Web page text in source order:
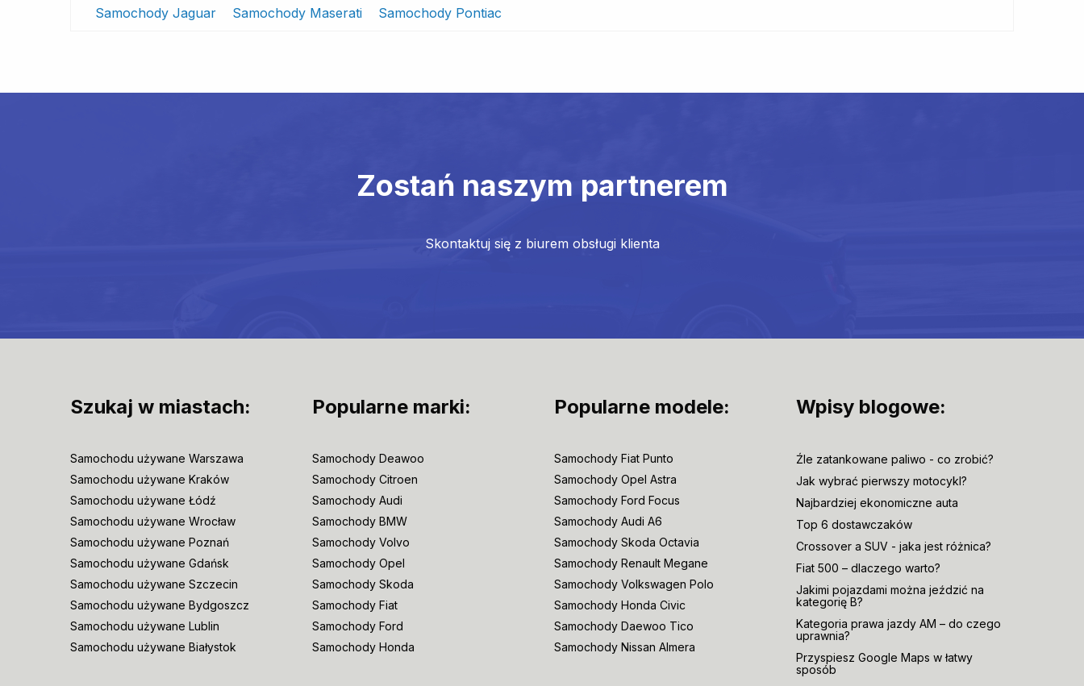
Samochody Jaguar Samochody Maserati Samochody Pontiac
Zostań naszym partnerem
Skontaktuj się z biurem obsługi klienta
Szukaj w miastach:
Samochodu używane Warszawa
Samochodu używane Kraków
Samochodu używane Łódź
Samochodu używane Wrocław
Samochodu używane Poznań
Samochodu używane Gdańsk
Samochodu używane Szczecin
Samochodu używane Bydgoszcz
Samochodu używane Lublin
Samochodu używane Białystok
Popularne marki:
Samochody Deawoo
Samochody Citroen
Samochody Audi
Samochody BMW
Samochody Volvo
Samochody Opel
Samochody Skoda
Samochody Fiat
Samochody Ford
Samochody Honda
Popularne modele:
Samochody Fiat Punto
Samochody Opel Astra
Samochody Ford Focus
Samochody Audi A6
Samochody Skoda Octavia
Samochody Renault Megane
Samochody Volkswagen Polo
Samochody Honda Civic
Samochody Daewoo Tico
Samochody Nissan Almera
Wpisy blogowe:
Źle zatankowane paliwo - co zrobić?
Jak wybrać pierwszy motocykl?
Najbardziej ekonomiczne auta
Top 6 dostawczaków
Crossover a SUV - jaka jest różnica?
Fiat 500 – dlaczego warto?
Jakimi pojazdami można jeździć na
kategorię B?
Kategoria prawa jazdy AM – do czego
uprawnia?
Przyspiesz Google Maps w łatwy
sposób